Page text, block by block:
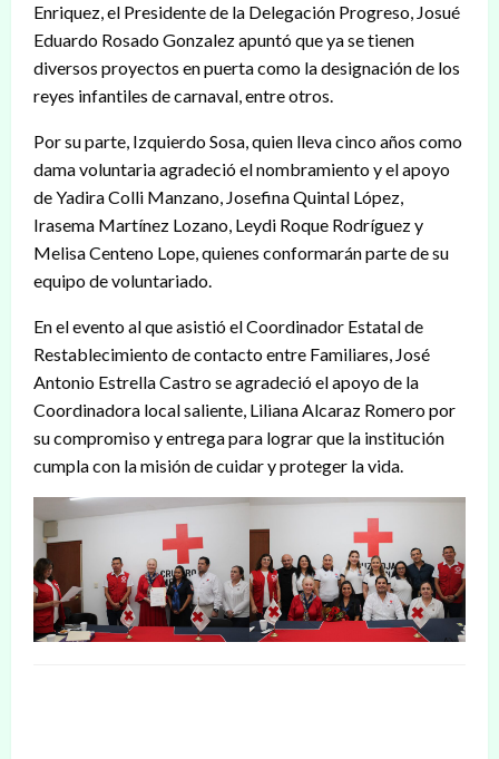
Enriquez, el Presidente de la Delegación Progreso, Josué
Eduardo Rosado Gonzalez apuntó que ya se tienen
diversos proyectos en puerta como la designación de los
reyes infantiles de carnaval, entre otros.
Por su parte, Izquierdo Sosa, quien lleva cinco años como
dama voluntaria agradeció el nombramiento y el apoyo
de Yadira Colli Manzano, Josefina Quintal López,
Irasema Martínez Lozano, Leydi Roque Rodríguez y
Melisa Centeno Lope, quienes conformarán parte de su
equipo de voluntariado.
En el evento al que asistió el Coordinador Estatal de
Restablecimiento de contacto entre Familiares, José
Antonio Estrella Castro se agradeció el apoyo de la
Coordinadora local saliente, Liliana Alcaraz Romero por
su compromiso y entrega para lograr que la institución
cumpla con la misión de cuidar y proteger la vida.